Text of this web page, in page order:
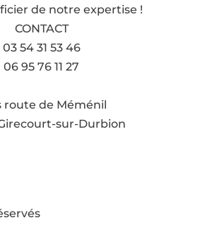
de notre expertise !
CONTACT
03 54 31 53 46
06 95 76 11 27
route de Méménil
sur-Durbion